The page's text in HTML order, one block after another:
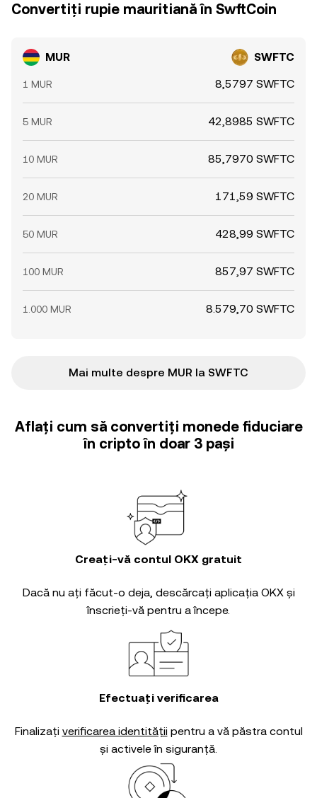
Convertiți rupie mauritiană în SwftCoin
MUR SWFTC
1 MUR 8,5797 SWFTC
5 MUR 42,8985 SWFTC
10 MUR 85,7970 SWFTC
20 MUR 171,59 SWFTC
50 MUR 428,99 SWFTC
100 MUR 857,97 SWFTC
1.000 MUR 8.579,70 SWFTC
Mai multe despre MUR la SWFTC
Aflați cum să convertiți monede fiduciare
în cripto în doar 3 pași
Creați-vă contul OKX gratuit
Dacă nu ați făcut-o deja, descărcați aplicația OKX și
înscrieți-vă pentru a începe.
Efectuați verificarea
Finalizați verificarea identității pentru a vă păstra contul
și activele în siguranță.